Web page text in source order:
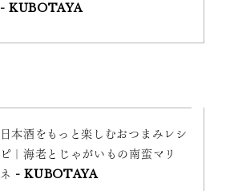
- KUBOTAYA
日本酒をもっと楽しむおつまみレシ
ピ｜海老とじゃがいもの南蛮マリ
ネ - KUBOTAYA